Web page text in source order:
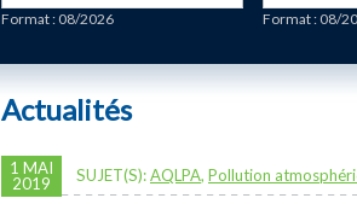
Format : 08/2026 Format : 08/
Actualités
1 MAI
2019
SUJET(S):AQLPA, Pollution